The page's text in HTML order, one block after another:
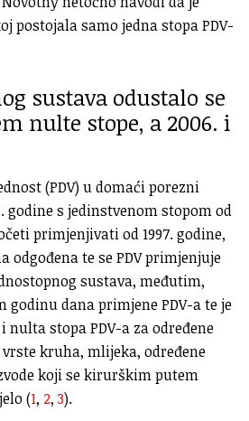
postojala samo jedna stopa PDV-
sustava odustalo se
nulte stope, a 2006. i
(PDV) u domaći porezni
godine s jedinstvenom stopom od
primjenjivati od 1997. godine,
odgođena te se PDV primjenjuje
sustava, međutim,
godinu dana primjene PDV-a te je
nulta stopa PDV-a za određene
kruha, mlijeka, određene
koji se kirurškim putem
(1, 2, 3).